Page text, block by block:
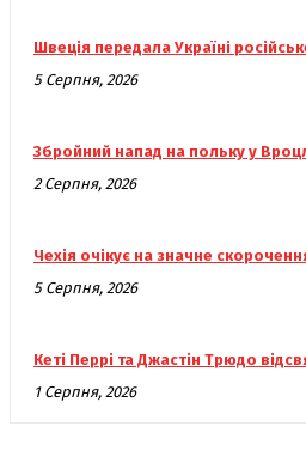
Швеція передала Україні
5 Серпня, 2026
Збройний напад на польку у
2 Серпня, 2026
Чехія очікує на значне
5 Серпня, 2026
Кеті Перрі та Джастін Трюдо
1 Серпня, 2026